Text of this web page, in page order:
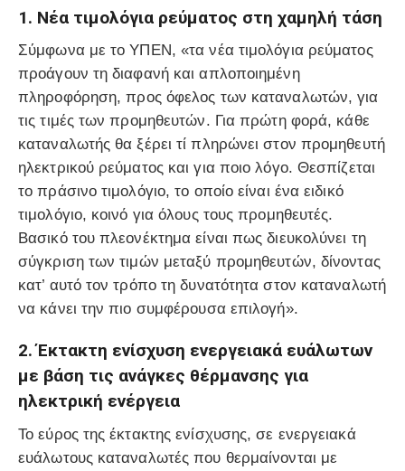
1. Νέα τιμολόγια ρεύματος στη χαμηλή τάση
Σύμφωνα με το ΥΠΕΝ, «τα νέα τιμολόγια ρεύματος
προάγουν τη διαφανή και απλοποιημένη
πληροφόρηση, προς όφελος των καταναλωτών, για
τις τιμές των προμηθευτών. Για πρώτη φορά, κάθε
καταναλωτής θα ξέρει τί πληρώνει στον προμηθευτή
ηλεκτρικού ρεύματος και για ποιο λόγο. Θεσπίζεται
το πράσινο τιμολόγιο, το οποίο είναι ένα ειδικό
τιμολόγιο, κοινό για όλους τους προμηθευτές.
Βασικό του πλεονέκτημα είναι πως διευκολύνει τη
σύγκριση των τιμών μεταξύ προμηθευτών, δίνοντας
κατ’ αυτό τον τρόπο τη δυνατότητα στον καταναλωτή
να κάνει την πιο συμφέρουσα επιλογή».
2. Έκτακτη ενίσχυση ενεργειακά ευάλωτων
με βάση τις ανάγκες θέρμανσης για
ηλεκτρική ενέργεια
Το εύρος της έκτακτης ενίσχυσης, σε ενεργειακά
ευάλωτους καταναλωτές που θερμαίνονται με